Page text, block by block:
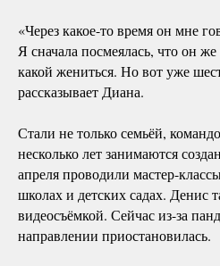
«Через какое-то время он мне
Я сначала посмеялась, что он
какой жениться. Но вот уже
рассказывает Диана.
Стали не только семьёй,
несколько лет занимаются
апреля проводили мастер-
школах и детских садах. Денис
видеосъёмкой. Сейчас из-за
направлении приостановилась.